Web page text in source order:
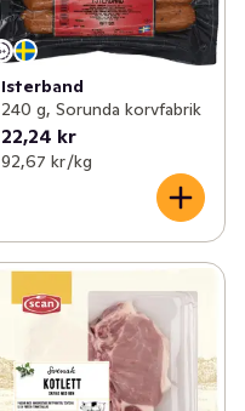
Isterband
240 g, Sorunda korvfabrik
22,24 kr
92,67 kr /kg